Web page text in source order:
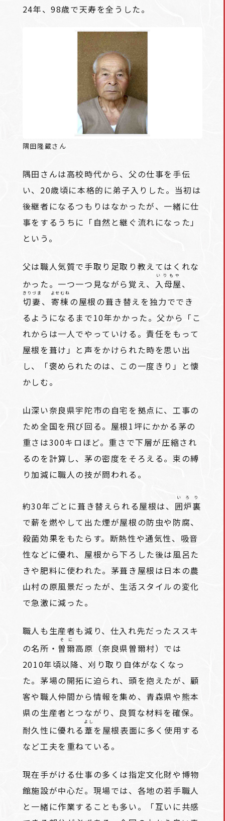
24年、98歳で天寿を全うした。
隅田隆蔵さん
隅田さんは高校時代から、父の仕事を手伝
い、20歳頃に本格的に弟子入りした。当初は
後継者になるつもりはなかったが、一緒に仕
事をするうちに「自然と継ぐ流れになった」
という。
父は職人気質で手取り足取り教えてはくれな
かった。一つ一つ見ながら覚え、
入母屋
いりもや
、
切妻
きりづま
、 寄棟
よせむね
の屋根の葺き替えを独力ででき
るようになるまで10年かかった。父から「こ
れからは一人でやっていける。責任をもって
屋根を葺け」と声をかけられた時を思い出
し、「褒められたのは、この一度きり」と懐
かしむ。
山深い奈良県宇陀市の自宅を拠点に、工事の
ため全国を飛び回る。屋根1坪にかかる茅の
重さは300キロほど。重さで下層が圧縮され
るのを計算し、茅の密度をそろえる。束の縛
り加減に職人の技が問われる。
約30年ごとに葺き替えられる屋根は、 囲炉裏
いろり
で薪を燃やして出た煙が屋根の防虫や防腐、
殺菌効果をもたらす。断熱性や通気性、吸音
性などに優れ、屋根から下ろした後は風呂た
きや肥料に使われた。茅葺き屋根は日本の農
山村の原風景だったが、生活スタイルの変化
で急激に減った。
職人も生産者も減り、仕入れ先だったススキ
の名所・ 曽爾
そに
高原（奈良県曽爾村）では
2010年頃以降、刈り取り自体がなくなっ
た。茅場の開拓に迫られ、頭を抱えたが、顧
客や職人仲間から情報を集め、青森県や熊本
県の生産者とつながり、良質な材料を確保。
耐久性に優れる 葦
よし
を屋根表面に多く使用する
など工夫を重ねている。
現在手がける仕事の多くは指定文化財や博物
館施設が中心だ。現場では、各地の若手職人
と一緒に作業することも多い。「互いに共感